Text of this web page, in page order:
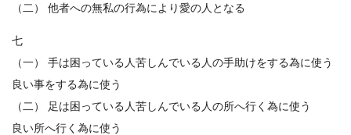
（二） 他者への無私の行為により愛の人となる
七
（一） 手は困っている人苦しんでいる人の手助けをする為に使う
良い事をする為に使う
（二） 足は困っている人苦しんでいる人の所へ行く為に使う
良い所へ行く為に使う